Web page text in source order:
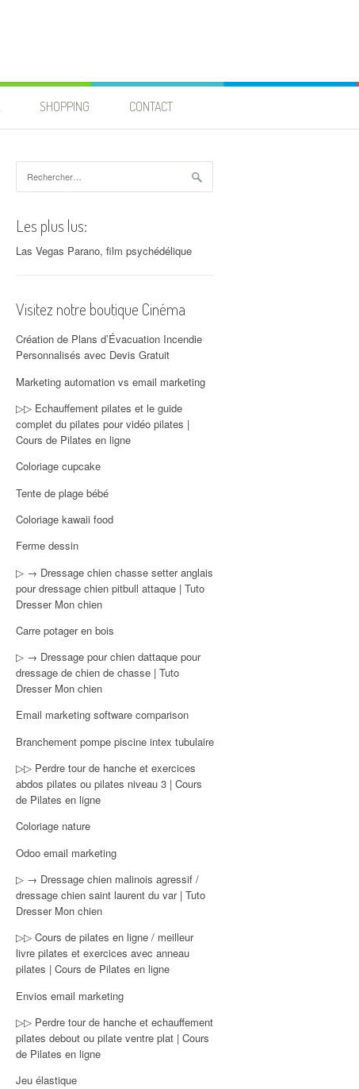
SHOPPING CONTACT
Les plus lus:
Las Vegas Parano, film psychédélique
Visitez notre boutique Cinéma
Création de Plans d’Évacuation Incendie
Personnalisés avec Devis Gratuit
Marketing automation vs email marketing
▷▷ Echauffement pilates et le guide
complet du pilates pour vidéo pilates |
Cours de Pilates en ligne
Coloriage cupcake
Tente de plage bébé
Coloriage kawaii food
Ferme dessin
▷ → Dressage chien chasse setter anglais
pour dressage chien pitbull attaque | Tuto
Dresser Mon chien
Carre potager en bois
▷ → Dressage pour chien dattaque pour
dressage de chien de chasse | Tuto
Dresser Mon chien
Email marketing software comparison
Branchement pompe piscine intex tubulaire
▷▷ Perdre tour de hanche et exercices
abdos pilates ou pilates niveau 3 | Cours
de Pilates en ligne
Coloriage nature
Odoo email marketing
▷ → Dressage chien malinois agressif /
dressage chien saint laurent du var | Tuto
Dresser Mon chien
▷▷ Cours de pilates en ligne / meilleur
livre pilates et exercices avec anneau
pilates | Cours de Pilates en ligne
Envios email marketing
▷▷ Perdre tour de hanche et echauffement
pilates debout ou pilate ventre plat | Cours
de Pilates en ligne
Jeu élastique